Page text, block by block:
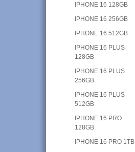
IPHONE 16 128GB
IPHONE 16 256GB
IPHONE 16 512GB
IPHONE 16 PLUS
128GB
IPHONE 16 PLUS
256GB
IPHONE 16 PLUS
512GB
IPHONE 16 PRO
128GB
IPHONE 16 PRO 1TB